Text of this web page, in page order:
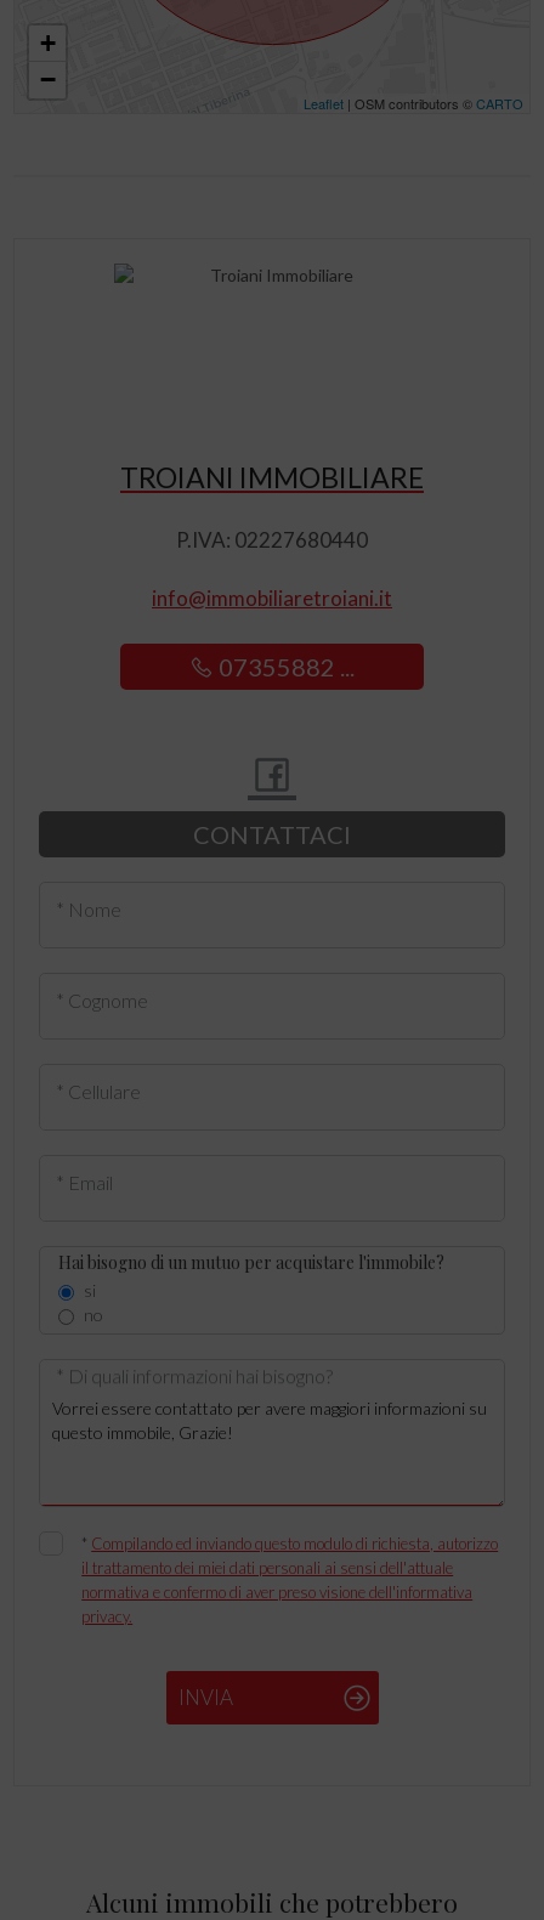
+
−
Leaflet| OSM contributors ©CARTO
TROIANI IMMOBILIARE
P.IVA: 02227680440
info@immobiliaretroiani.it
07355882 ...
CONTATTACI
* Nome
* Cognome
* Cellulare
* Email
Hai bisogno di un mutuo per acquistare l'immobile?
si
no
* Di quali informazioni hai bisogno?
* Compilando ed inviando questo modulo di richiesta, autorizzo
il trattamento dei miei dati personali ai sensi dell'attuale
normativa e confermo di aver preso visione dell'informativa
privacy.
INVIA
Alcuni immobili che potrebbero